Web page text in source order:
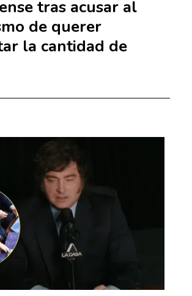
tras acusar al
de querer
la cantidad de